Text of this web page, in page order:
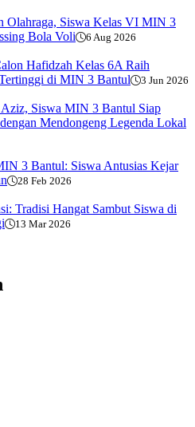
Olahraga, Siswa Kelas VI MIN 3
Bola Voli
6 Aug 2026
Hafidzah Kelas 6A Raih
di MIN 3 Bantul
3 Jun 2026
Siswa MIN 3 Bantul Siap
Mendongeng Legenda Lokal
3 Bantul: Siswa Antusias Kejar
28 Feb 2026
Tradisi Hangat Sambut Siswa di
13 Mar 2026